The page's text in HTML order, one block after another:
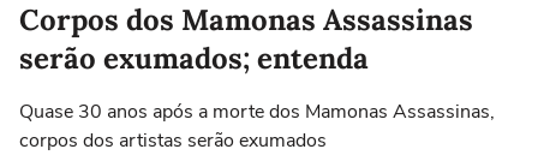
Corpos dos Mamonas Assassinas
serão exumados; entenda
Quase 30 anos após a morte dos Mamonas Assassinas,
corpos dos artistas serão exumados